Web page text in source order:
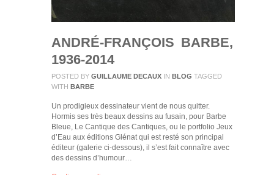
ANDRÉ-FRANÇOIS BARBE,
1936-2014
POSTED BY GUILLAUME DECAUX IN BLOG TAGGED
WITH BARBE
Un prodigieux dessinateur vient de nous quitter.
Hormis ses très beaux dessins au fusain, pour Barbe
Bleue, Le Cantique des Cantiques, ou le portfolio Jeux
d’Eau aux éditions Glénat qui est resté son principal
éditeur (galerie ci-dessous), il s’est fait connaître avec
des dessins d’humour…